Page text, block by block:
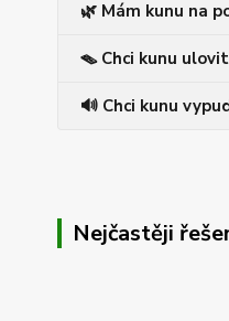
🌿 Mám kunu na
🪤 Chci kunu ulovit
🔊 Chci kunu
Nejčastěji